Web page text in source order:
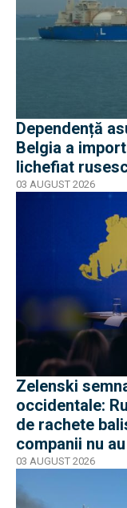
Dependență
Belgia a
lichefiat
03 AUGUST 2026
Zelenski
occidentale:
de rachete
companii nu
03 AUGUST 2026